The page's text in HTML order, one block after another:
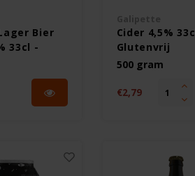
Bier
33cl -
Cider 4,5%
Glutenvrij
500 gram
€2,79